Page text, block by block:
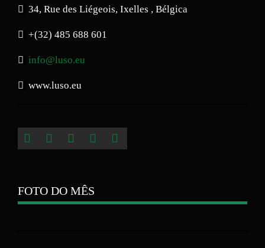
34, Rue des Liégeois, Ixelles , Bélgica
+(32) 485 688 601
info@luso.eu
www.luso.eu
FOTO DO MÊS